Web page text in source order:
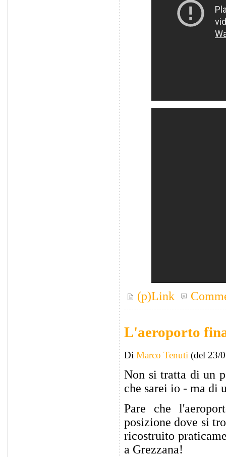
(p)Link
L'aeroporto
Di Marco Tenuti (del 23/
Non si tratta di un
che sarei io - ma di
Pare che
posizione dove si
ricostruito
a Grezzana!